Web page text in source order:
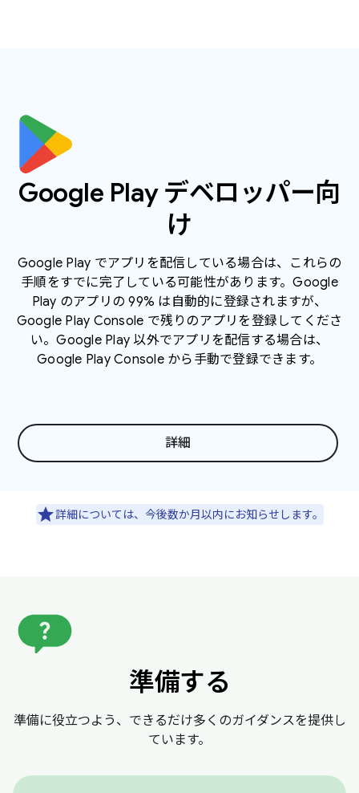
Google Play デベロッパー向
け
Google Play でアプリを配信している場合は、これらの
手順をすでに完了している可能性があります。Google
Play のアプリの 99% は自動的に登録されますが、
Google Play Console で残りのアプリを登録してくださ
い。Google Play 以外でアプリを配信する場合は、
Google Play Console から手動で登録できます。
詳細
詳細については、今後数か月以内にお知らせします。
準備する
準備に役立つよう、できるだけ多くのガイダンスを提供し
ています。